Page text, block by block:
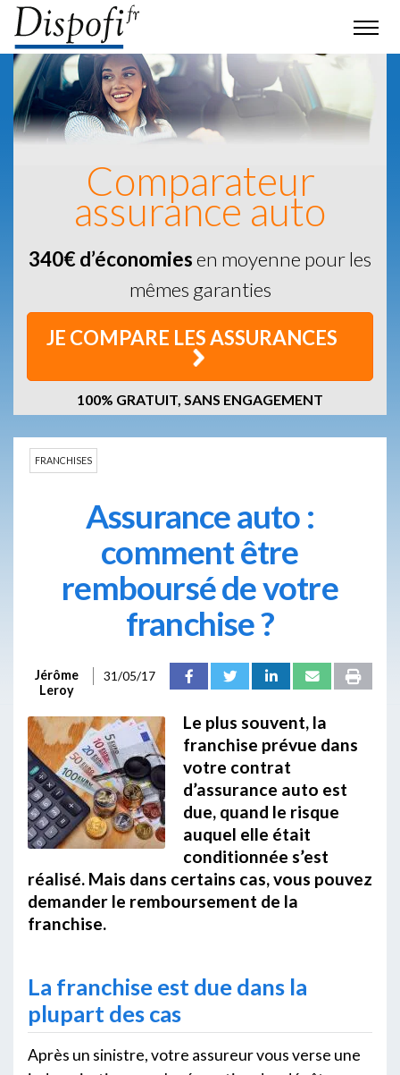
Comparateur
assurance auto
340€ d’économiesen moyenne pour les
mêmes garanties
JE COMPARE LES ASSURANCES
100% GRATUIT, SANS ENGAGEMENT
FRANCHISES
Assurance auto :
comment être
remboursé de votre
franchise ?
Jérôme
Leroy
31/05/17
Le plus souvent, la
franchise prévue dans
votre contrat
d’assurance auto est
due, quand le risque
auquel elle était
conditionnée s’est
réalisé. Mais dans certains cas, vous pouvez
demander le remboursement de la
franchise.
La franchise est due dans la
plupart des cas
Après un sinistre, votre assureur vous verse une